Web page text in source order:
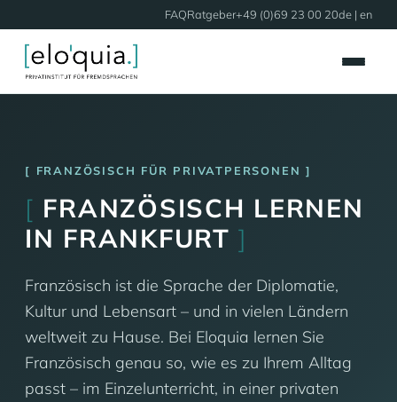
FAQRatgeber+49 (0)69 23 00 20de | en
FRANZÖSISCH FÜR PRIVATPERSONEN
[ FRANZÖSISCH LERNEN
IN FRANKFURT]
Französisch ist die Sprache der Diplomatie,
Kultur und Lebensart – und in vielen Ländern
weltweit zu Hause. Bei Eloquia lernen Sie
Französisch genau so, wie es zu Ihrem Alltag
passt – im Einzelunterricht, in einer privaten